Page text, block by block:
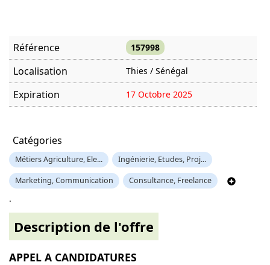
Référence 157998
Localisation Thies / Sénégal
Expiration 17 Octobre 2025
Catégories
Métiers Agriculture, Ele... Ingénierie, Etudes, Proj...
Marketing, Communication Consultance, Freelance
.
Description de l'offre
APPEL A CANDIDATURES